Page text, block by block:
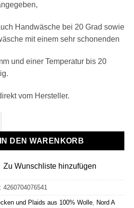
Handwäsche bei 20 Grad sowie
mit einem sehr schonenden
und einer Temperatur bis 20
vom Hersteller.
"Nord A" taupe-ketchup Menge
IN DEN WARENKORB
Zu Wunschliste hinzufügen
4260704076541
und Plaids aus 100% Wolle, Nord A